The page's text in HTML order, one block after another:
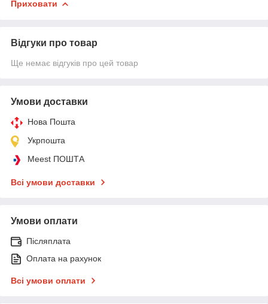
Приховати
Відгуки про товар
Ще немає відгуків про цей товар
Умови доставки
Нова Пошта
Укрпошта
Meest ПОШТА
Всі умови доставки
Умови оплати
Післяплата
Оплата на рахунок
Всі умови оплати